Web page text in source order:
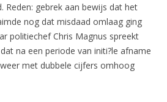
Reden: gebrek aan bewijs dat het
nog dat misdaad omlaag ging
politiechef Chris Magnus spreekt
na een periode van initi?le afname
met dubbele cijfers omhoog